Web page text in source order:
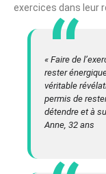
exercices dans leur
« Faire de
rester
véritable
permis de
détendre et à
Anne, 32 ans